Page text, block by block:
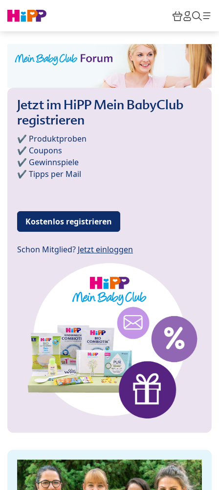
HiPP
Jetzt im HiPP Mein BabyClub
registrieren
✔️ Produktproben
✔️ Coupons
✔️ Gewinnspiele
✔️ Tipps per Mail
Kostenlos registrieren
Schon Mitglied? Jetzt einloggen